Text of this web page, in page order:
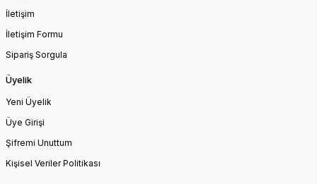
İletişim
İletişim Formu
Sipariş Sorgula
Üyelik
Yeni Üyelik
Üye Girişi
Şifremi Unuttum
Kişisel Veriler Politikası